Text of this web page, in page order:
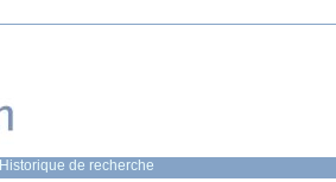
Historique de recherche